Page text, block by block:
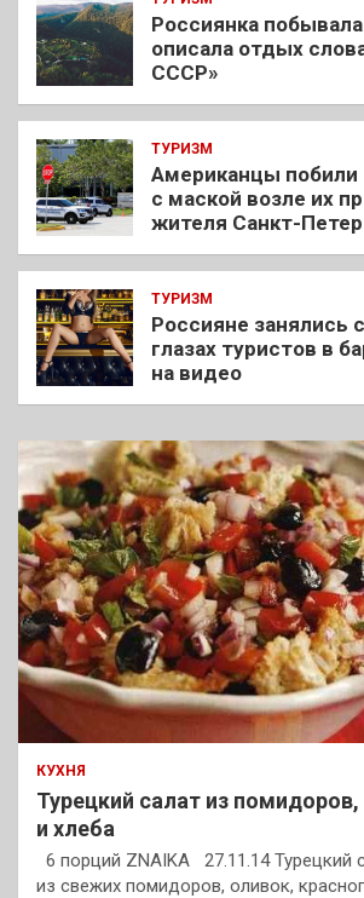
Россиянка
описала отдых
СССР»
ТУРИЗМ
Американцы
с маской возле их
жителя Санкт-
ТУРИЗМ
Россияне занялись
глазах туристов в
на видео
КУХНЯ
Турецкий салат из
и хлеба
6 порций ZNAIKA 27.11.14 Турецкий
из свежих помидоров, оливок,